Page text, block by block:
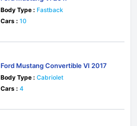
Body Type : Fastback
Cars : 10
Ford Mustang Convertible VI 2017
Body Type : Cabriolet
Cars : 4